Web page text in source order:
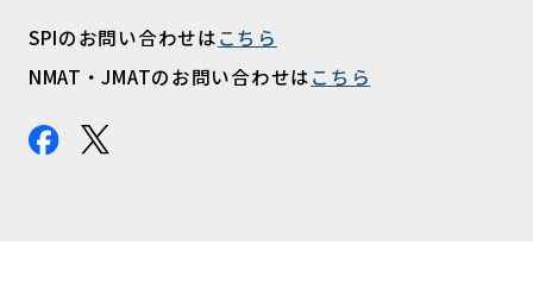
SPIのお問い合わせはこちら
NMAT・JMATのお問い合わせはこちら